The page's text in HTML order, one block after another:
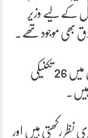
کے لیے وزیر
بھی موجود تھے۔
یہ وفد مجموعی طور پر 70 افراد پر مشتمل ہے، جس میں 26 تکنیکی
نظر رکھتی ہیں اور